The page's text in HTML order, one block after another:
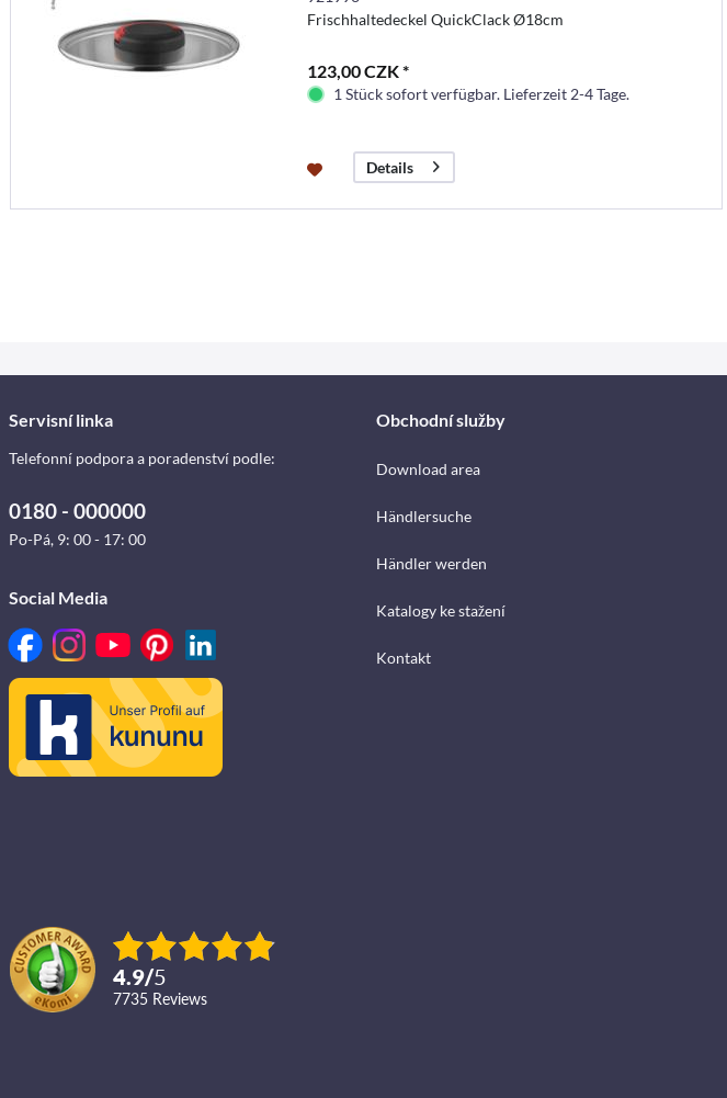
Frischhaltedeckel QuickClack Ø18cm
123,00 CZK *
1 Stück sofort verfügbar. Lieferzeit 2-4 Tage.
Details
Servisní linka
Telefonní podpora a poradenství podle:
0180 - 000000
Po-Pá, 9: 00 - 17: 00
Social Media
4.9/5
7735 reviews
Obchodní služby
Download area
Händlersuche
Händler werden
Katalogy ke stažení
Kontakt